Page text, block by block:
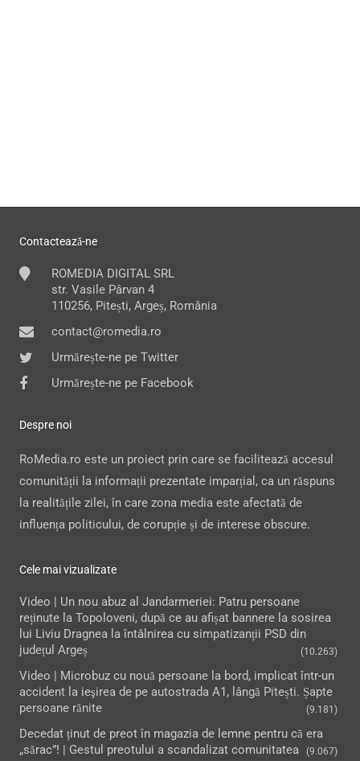
Contactează-ne
ROMEDIA DIGITAL SRL
str. Vasile Pârvan 4
110256, Pitești, Argeș, România
contact@romedia.ro
Urmărește-ne pe Twitter
Urmărește-ne pe Facebook
Despre noi
RoMedia.ro este un proiect prin care se facilitează accesul
comunității la informații prezentate imparțial, ca un răspuns
la realitățile zilei, în care zona media este afectată de
influența politicului, de corupție și de interese obscure.
Cele mai vizualizate
Video | Un nou abuz al Jandarmeriei: Patru persoane
reținute la Topoloveni, după ce au afișat bannere la sosirea
lui Liviu Dragnea la întâlnirea cu simpatizanții PSD din
județul Argeș
(10.263)
Video | Microbuz cu nouă persoane la bord, implicat într-un
accident la ieşirea de pe autostrada A1, lângă Pitești. Șapte
persoane rănite
(9.181)
Decedat ținut de preot în magazia de lemne pentru că era
„sărac”! | Gestul preotului a scandalizat comunitatea
(9.067)